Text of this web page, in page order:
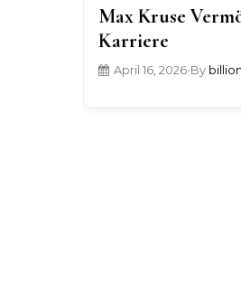
Max Kruse
Karriere
April 16, 2026•By